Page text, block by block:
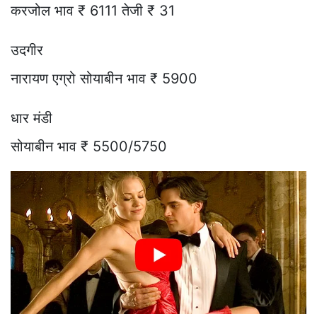
करजोल भाव ₹ 6111 तेजी ₹ 31
उदगीर
नारायण एग्रो सोयाबीन भाव ₹ 5900
धार मंडी
सोयाबीन भाव ₹ 5500/5750